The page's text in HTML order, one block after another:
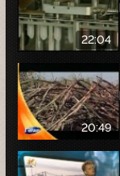
22:04
20:49